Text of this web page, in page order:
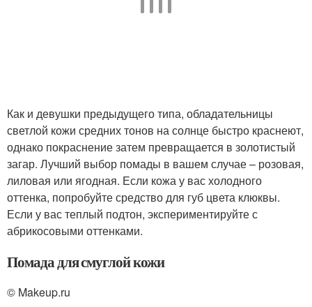
Как и девушки предыдущего типа, обладательницы
светлой кожи средних тонов на солнце быстро краснеют,
однако покраснение затем превращается в золотистый
загар. Лучший выбор помады в вашем случае – розовая,
лиловая или ягодная. Если кожа у вас холодного
оттенка, попробуйте средство для губ цвета клюквы.
Если у вас теплый подтон, экспериментируйте с
абрикосовыми оттенками.
Помада для смуглой кожи
© Makeup.ru